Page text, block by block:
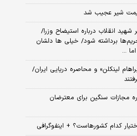
قیمت شیر عجیب شد
انقلاب درباره استیضاح وزرا/
برداشته شود/ خیلی ها دلشان
...
لینکلن» و محاصره دریایی ایران/
مجازات سنگین برای معترضان
کدام کشورهاست؟ + اینفوگرافی